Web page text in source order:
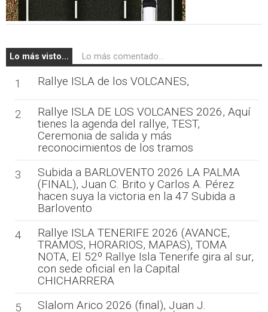
Lo más visto... Lo más comentado...
1 Rallye ISLA de los VOLCANES,
2
Rallye ISLA DE LOS VOLCANES 2026, Aquí
tienes la agenda del rallye, TEST,
Ceremonia de salida y más
reconocimientos de los tramos
3
Subida a BARLOVENTO 2026 LA PALMA
(FINAL), Juan C. Brito y Carlos A. Pérez
hacen suya la victoria en la 47 Subida a
Barlovento
4
Rallye ISLA TENERIFE 2026 (AVANCE,
TRAMOS, HORARIOS, MAPAS), TOMA
NOTA, El 52º Rallye Isla Tenerife gira al sur,
con sede oficial en la Capital
CHICHARRERA
5
Slalom Arico 2026 (final), Juan J.